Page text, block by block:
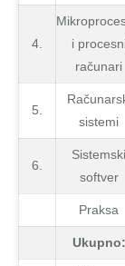
4.
i
računari
5.
sistemi
6.
Sistemski
softver
Praksa
Ukupno: